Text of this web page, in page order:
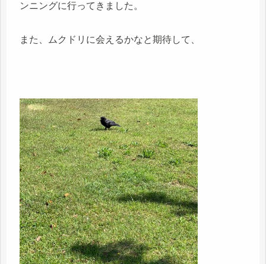
ンニングに行ってきました。
また、ムクドリに会えるかなと期待して、